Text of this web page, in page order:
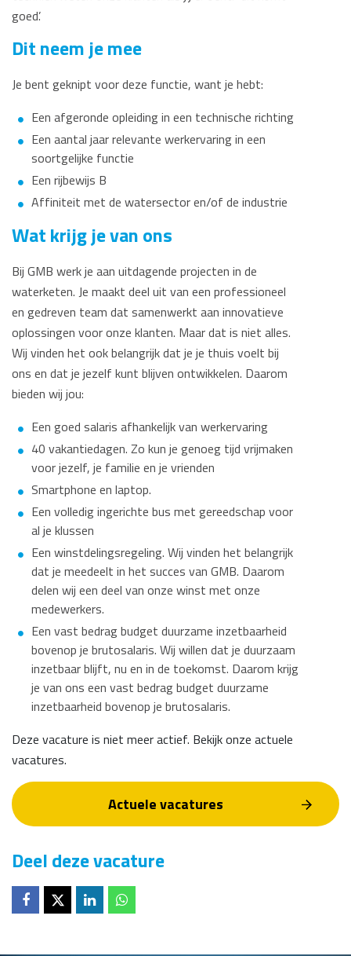
goed’.
Dit neem je mee
Je bent geknipt voor deze functie, want je hebt:
Een afgeronde opleiding in een technische richting
Een aantal jaar relevante werkervaring in een
soortgelijke functie
Een rijbewijs B
Affiniteit met de watersector en/of de industrie
Wat krijg je van ons
Bij GMB werk je aan uitdagende projecten in de
waterketen. Je maakt deel uit van een professioneel
en gedreven team dat samenwerkt aan innovatieve
oplossingen voor onze klanten. Maar dat is niet alles.
Wij vinden het ook belangrijk dat je je thuis voelt bij
ons en dat je jezelf kunt blijven ontwikkelen. Daarom
bieden wij jou:
Een goed salaris afhankelijk van werkervaring
40 vakantiedagen. Zo kun je genoeg tijd vrijmaken
voor jezelf, je familie en je vrienden
Smartphone en laptop.
Een volledig ingerichte bus met gereedschap voor
al je klussen
Een winstdelingsregeling. Wij vinden het belangrijk
dat je meedeelt in het succes van GMB. Daarom
delen wij een deel van onze winst met onze
medewerkers.
Een vast bedrag budget duurzame inzetbaarheid
bovenop je brutosalaris. Wij willen dat je duurzaam
inzetbaar blijft, nu en in de toekomst. Daarom krijg
je van ons een vast bedrag budget duurzame
inzetbaarheid bovenop je brutosalaris.
Deze vacature is niet meer actief. Bekijk onze actuele
vacatures.
Actuele vacatures
Deel deze vacature
Deel op Deel op Deel op Deel op